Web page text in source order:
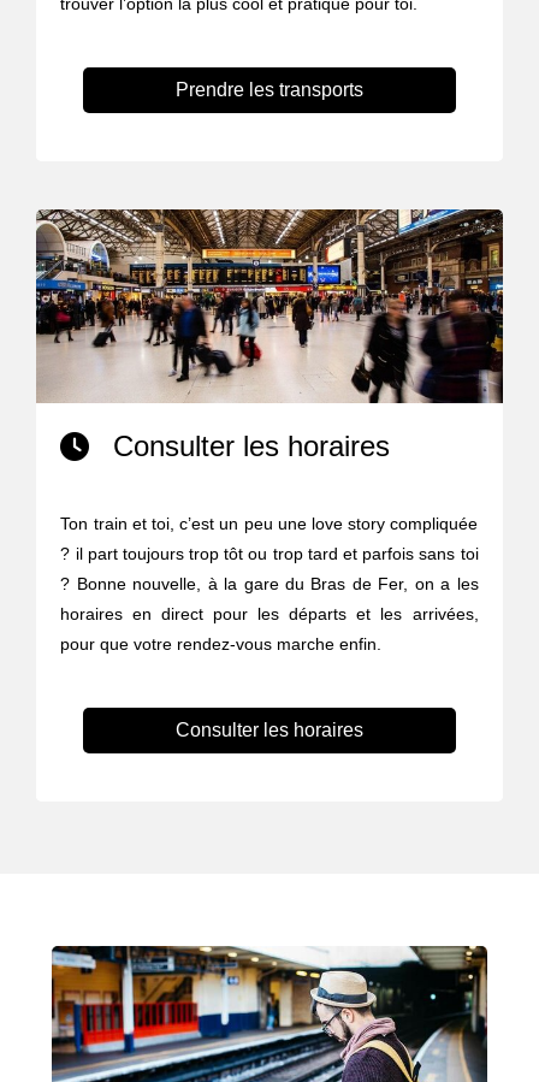
Prendre les transports
Consulter les horaires
Ton train et toi, c’est un peu une love story compliquée
? il part toujours trop tôt ou trop tard et parfois sans toi
? Bonne nouvelle, à la gare du Bras de Fer, on a les
horaires en direct pour les départs et les arrivées,
pour que votre rendez-vous marche enfin.
Consulter les horaires